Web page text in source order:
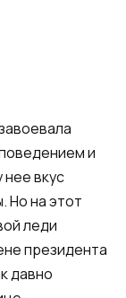
и
вкус
Но на этот
леди
президента
давно